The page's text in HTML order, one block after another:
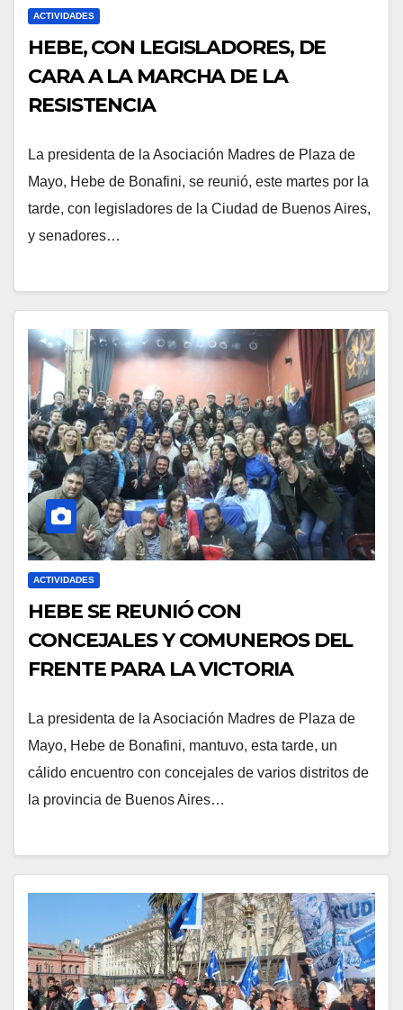
ACTIVIDADES
HEBE, CON LEGISLADORES, DE
CARA A LA MARCHA DE LA
RESISTENCIA
La presidenta de la Asociación Madres de Plaza de
Mayo, Hebe de Bonafini, se reunió, este martes por la
tarde, con legisladores de la Ciudad de Buenos Aires,
y senadores…
ACTIVIDADES
HEBE SE REUNIÓ CON
CONCEJALES Y COMUNEROS DEL
FRENTE PARA LA VICTORIA
La presidenta de la Asociación Madres de Plaza de
Mayo, Hebe de Bonafini, mantuvo, esta tarde, un
cálido encuentro con concejales de varios distritos de
la provincia de Buenos Aires…